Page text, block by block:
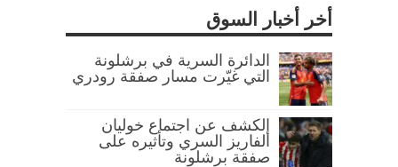
أخر أخبار السوق
الدائرة السرية في برشلونة
التي غيّرت مسار صفقة رودري
الكشف عن اجتماع خوليان
ألفاريز السري وتأثيره على
صفقة برشلونة